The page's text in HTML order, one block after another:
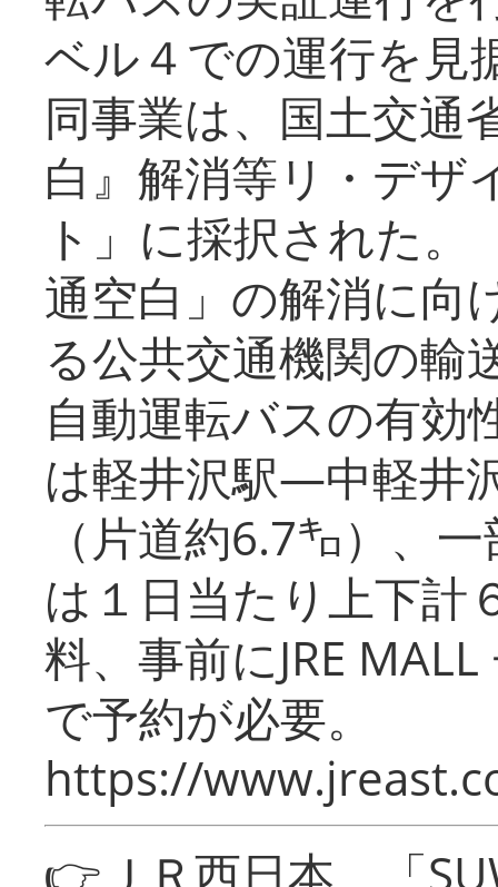
ベル４での運行を見
同事業は、国土交通
白』解消等リ・デザ
ト」に採択された
通空白」の解消に向
る公共交通機関の輸
自動運転バスの有効
は軽井沢駅―中軽井
（片道約6.7㌔）、
は１日当たり上下計
料、事前にJRE
で予約が必要。
https://
👉ＪＲ西日本 「